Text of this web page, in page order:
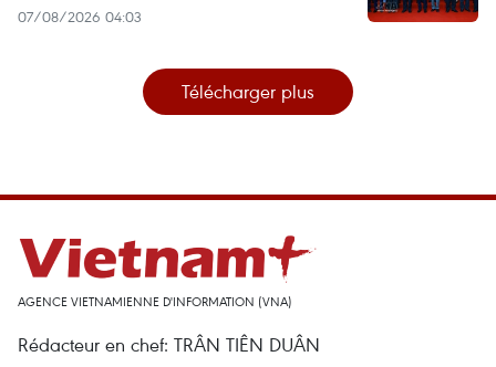
07/08/2026 04:03
Télécharger plus
AGENCE VIETNAMIENNE D'INFORMATION (VNA)
Rédacteur en chef: TRÂN TIÊN DUÂN